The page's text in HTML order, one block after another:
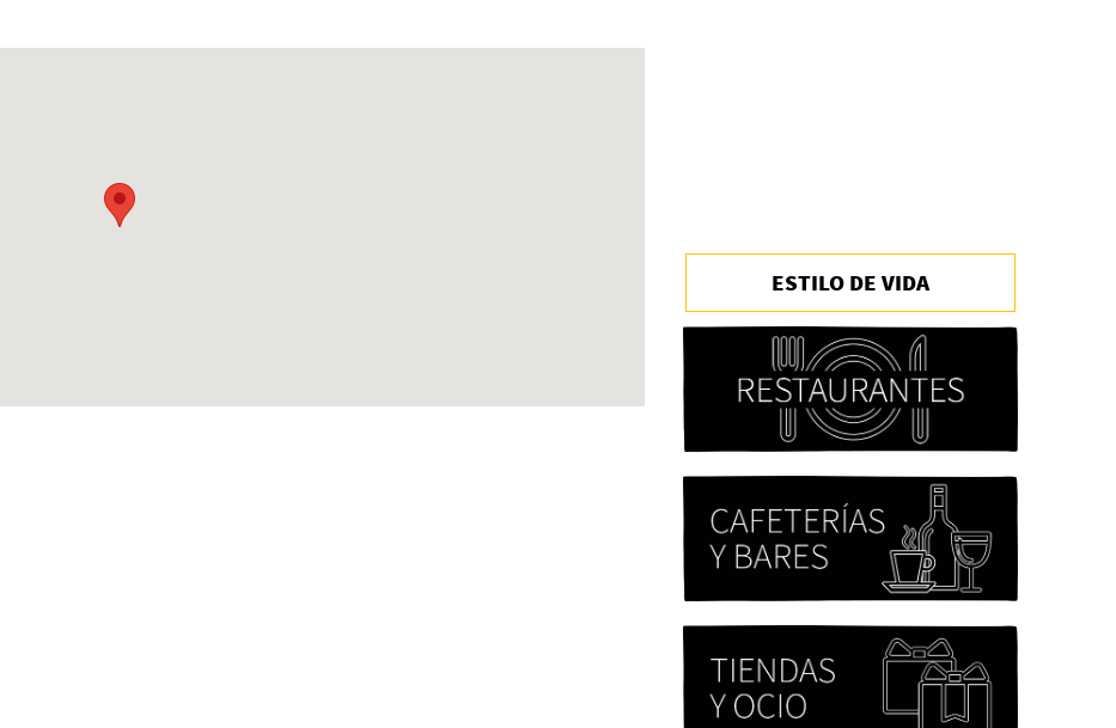
Chicas tristes de Fernanda
Tovar
Paloma Pulisci
Eva Valero Juan: "Una
mirada que construía un
universo donde lo único
importante eran los amigos
y la literatura"
Martín Carrasco
ESTILO DE VIDA